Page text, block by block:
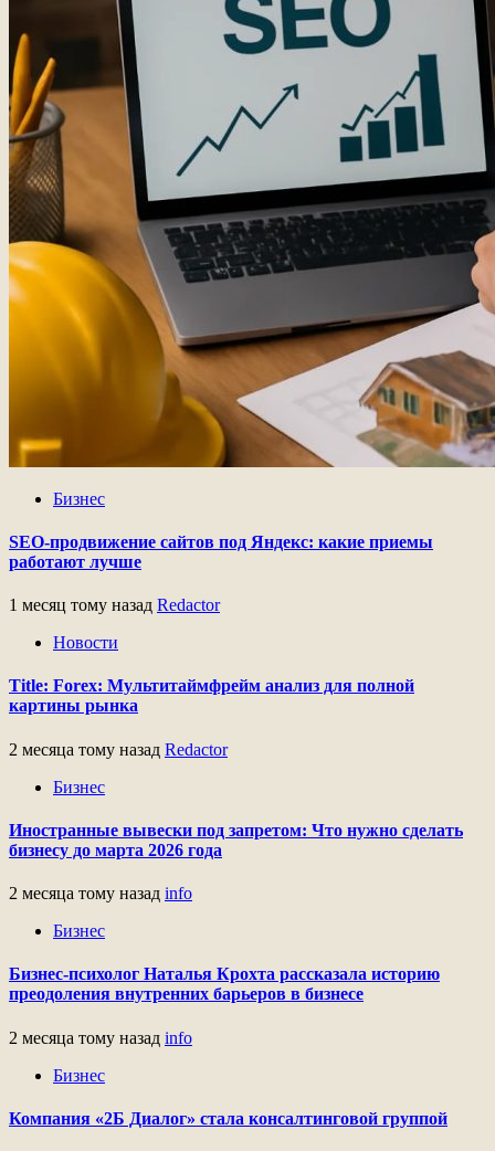
Бизнес
SEO-продвижение сайтов под Яндекс: какие приемы
работают лучше
1 месяц тому назад Redactor
Новости
Title: Forex: Мультитаймфрейм анализ для полной
картины рынка
2 месяца тому назад Redactor
Бизнес
Иностранные вывески под запретом: Что нужно сделать
бизнесу до марта 2026 года
2 месяца тому назад info
Бизнес
Бизнес-психолог Наталья Крохта рассказала историю
преодоления внутренних барьеров в бизнесе
2 месяца тому назад info
Бизнес
Компания «2Б Диалог» стала консалтинговой группой